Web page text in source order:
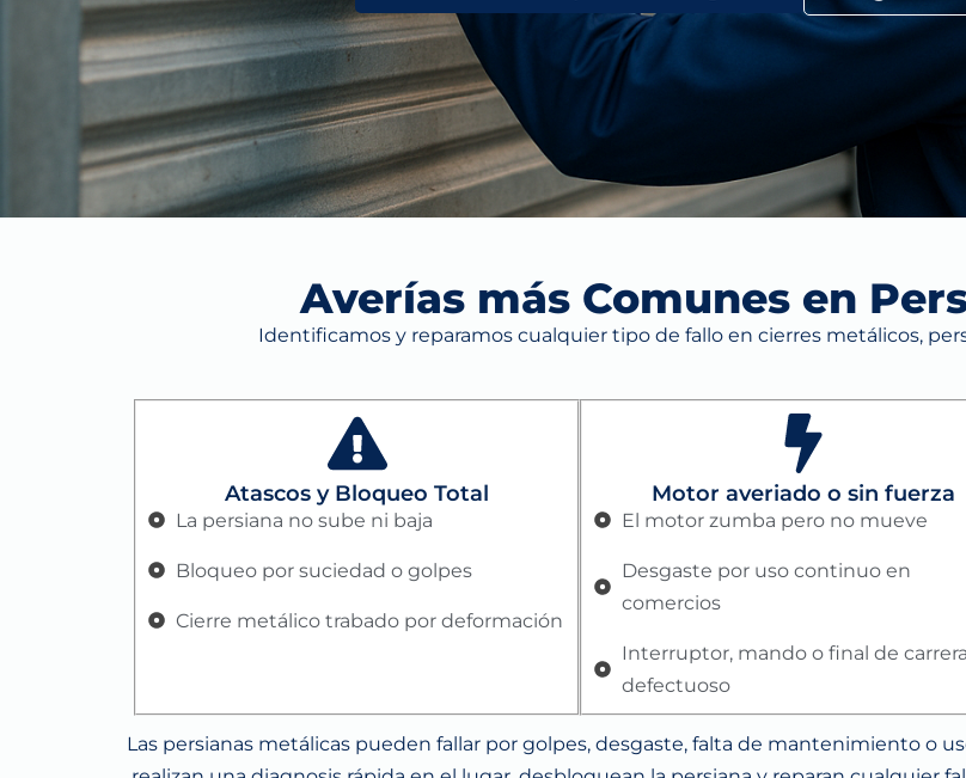
Averías más Comunes en
Identificamos y reparamos cualquier tipo de fallo en cierres metálicos,
Atascos y Bloqueo Total
La persiana no sube ni baja
Bloqueo por suciedad o golpes
Cierre metálico trabado por deformación
Motor averiado o sin fuerza
El motor zumba pero no mueve
Desgaste por uso continuo en
comercios
Interruptor, mando o final de carrera
defectuoso
Las persianas metálicas pueden fallar por golpes, desgaste, falta de mantenimiento o